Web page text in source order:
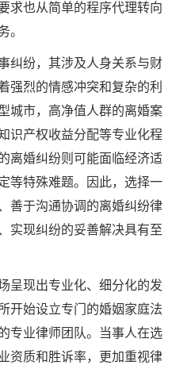
求也从简单的程序代理转向
。
纠纷，其涉及人身关系与财
强烈的情感冲突和复杂的利
城市，高净值人群的离婚案
识产权收益分配等专业化程
离婚纠纷则可能面临经济适
等特殊难题。因此，选择一
善于沟通协调的离婚纠纷律
实现纠纷的妥善解决具有至
呈现出专业化、细分化的发
开始设立专门的婚姻家庭法
专业律师团队。当事人在选
资质和胜诉率，更加重视律